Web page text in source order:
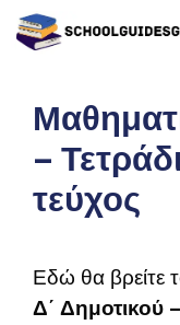
Μετάβαση
σε
–
τεύχος
Εδώ θα βρείτε
Δ΄ Δημοτικού